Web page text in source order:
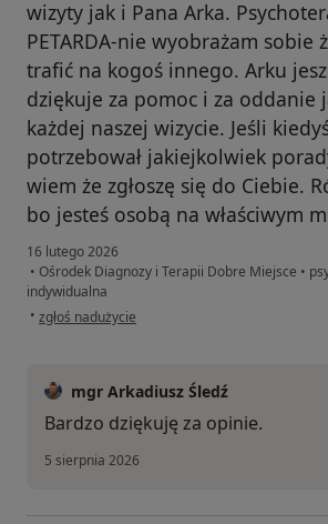
wizyty jak i Pana Arka.
PETARDA-nie wyobrażam sobie
trafić na kogoś innego. Arku
dziękuje za pomoc i za oddanie
każdej naszej wizycie. Jeśli
potrzebował jakiejkolwiek
wiem że zgłoszę się do Ciebie.
bo jesteś osobą na właściwym
16 lutego 2026
• Ośrodek Diagnozy i Terapii Dobre Miejsce •
indywidualna
• w opinii użytkownika Karol
zgłoś nadużycie
mgr Arkadiusz Śledź
Bardzo dziękuję za opinie.
5 sierpnia 2026